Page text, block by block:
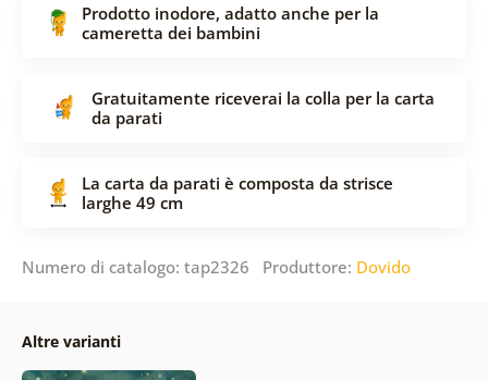
Prodotto inodore, adatto anche per la
cameretta dei bambini
Gratuitamente riceverai la colla per la carta
da parati
La carta da parati è composta da strisce
larghe 49 cm
Numero di catalogo: tap2326 Produttore: Dovido
Altre varianti